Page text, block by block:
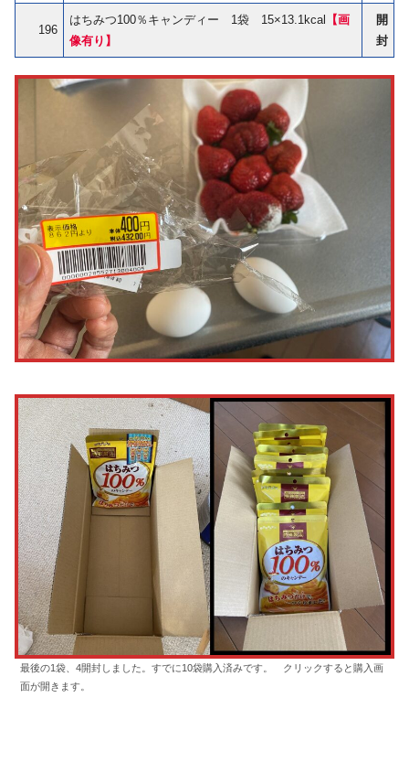
196
はちみつ100％キャンディー 1袋 15×13.1kcal
【画
像有り】
開
封
最後の1袋、4開封しました。すでに10袋購入済みです。 クリックすると購入画
面が開きます。